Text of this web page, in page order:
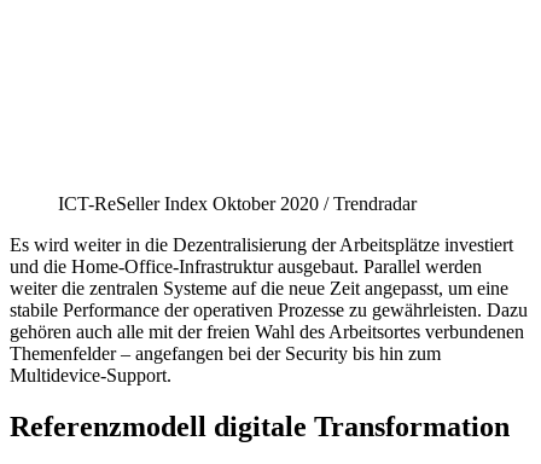
ICT-ReSeller Index Oktober 2020 / Trendradar
Es wird weiter in die Dezentralisierung der Arbeitsplätze investiert
und die Home-Office-Infrastruktur ausgebaut. Parallel werden
weiter die zentralen Systeme auf die neue Zeit angepasst, um eine
stabile Performance der operativen Prozesse zu gewährleisten. Dazu
gehören auch alle mit der freien Wahl des Arbeitsortes verbundenen
Themenfelder – angefangen bei der Security bis hin zum
Multidevice-Support.
Referenzmodell digitale Transformation